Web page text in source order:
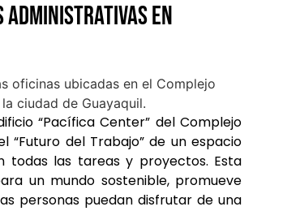
administrativas en
“Pacífica Center” del Complejo
“Futuro del Trabajo” de un espacio
todas las tareas y proyectos. Esta
un mundo sostenible, promueve
personas puedan disfrutar de una